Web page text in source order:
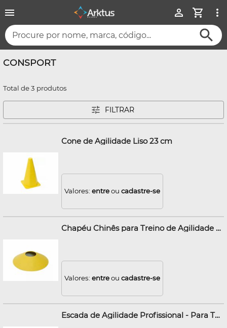
Procure por nome, marca, código...
CONSPORT
Total de 3 produtos
FILTRAR
Cone de Agilidade Liso 23 cm
Valores: entreou cadastre-se
Chapéu Chinês para Treino de Agilidade 19 cm
Valores: entreou cadastre-se
Escada de Agilidade Profissional - Para Treino Funcional - 3 Metros